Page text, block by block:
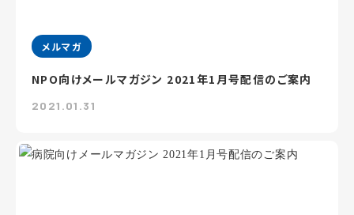
メルマガ
NPO向けメールマガジン 2021年1月号配信のご案内
2021.01.31